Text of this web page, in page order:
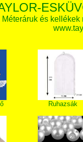
Méteráruk és
Ruhazsák